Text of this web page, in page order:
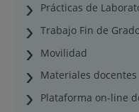
Prácticas de
Trabajo Fin de
Movilidad
Materiales docentes
Plataforma on-line